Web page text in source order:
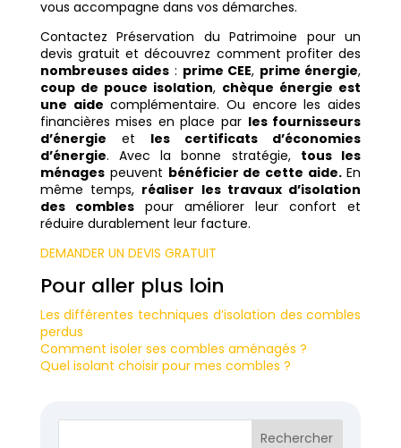
vous accompagne dans vos démarches.
Contactez Préservation du Patrimoine pour un
devis gratuit et découvrez comment profiter des
nombreuses aides : prime CEE, prime énergie,
coup de pouce isolation, chèque énergie est
une aide complémentaire. Ou encore lesaides
financières mises en place par les fournisseurs
d’énergie et les certificats d’économies
d’énergie. Avec la bonne stratégie, tous les
ménagespeuvent bénéficier de cette aide.En
même temps, réaliser les travaux d’isolation
des comblespour améliorer leur confort et
réduire durablement leur facture.
DEMANDER UN DEVIS GRATUIT
Pour aller plus loin
Les différentes techniques d’isolation des combles
perdus
Comment isoler ses combles aménagés ?
Quel isolant choisir pour mes combles ?